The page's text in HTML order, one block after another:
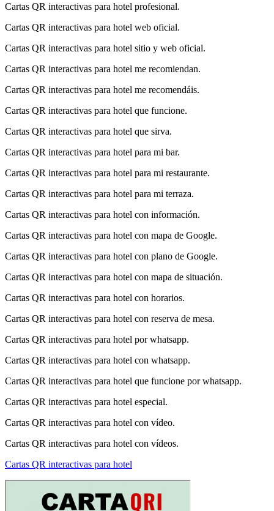
Cartas QR interactivas para hotel profesional.
Cartas QR interactivas para hotel web oficial.
Cartas QR interactivas para hotel sitio y web oficial.
Cartas QR interactivas para hotel me recomiendan.
Cartas QR interactivas para hotel me recomendáis.
Cartas QR interactivas para hotel que funcione.
Cartas QR interactivas para hotel que sirva.
Cartas QR interactivas para hotel para mi bar.
Cartas QR interactivas para hotel para mi restaurante.
Cartas QR interactivas para hotel para mi terraza.
Cartas QR interactivas para hotel con información.
Cartas QR interactivas para hotel con mapa de Google.
Cartas QR interactivas para hotel con plano de Google.
Cartas QR interactivas para hotel con mapa de situación.
Cartas QR interactivas para hotel con horarios.
Cartas QR interactivas para hotel con reserva de mesa.
Cartas QR interactivas para hotel por whatsapp.
Cartas QR interactivas para hotel con whatsapp.
Cartas QR interactivas para hotel que funcione por whatsapp.
Cartas QR interactivas para hotel especial.
Cartas QR interactivas para hotel con vídeo.
Cartas QR interactivas para hotel con vídeos.
Cartas QR interactivas para hotel